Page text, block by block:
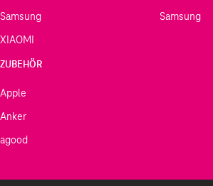
Samsung
XIAOMI
Samsung
ZUBEHÖR
Apple
Anker
agood